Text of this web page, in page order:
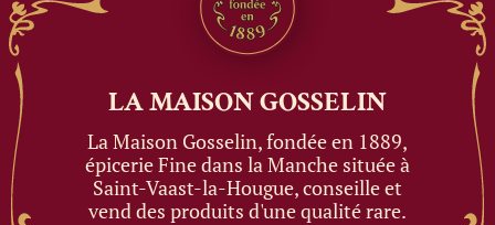
LA MAISONGOSSELIN
La Maison Gosselin, fondée en 1889,
épicerie Fine dans la Manche située à
Saint-Vaast-la-Hougue, conseille et
vend des produits d'une qualité rare.